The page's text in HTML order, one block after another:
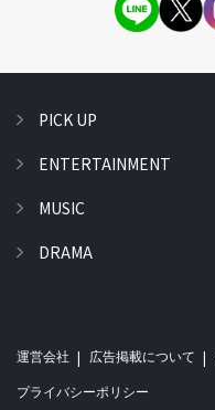
PICK UP
ENTERTAINMENT
MUSIC
DRAMA
運営会社 広告掲載について
プライバシーポリシー